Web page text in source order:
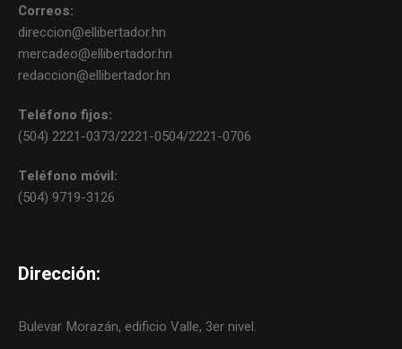
Correos:
direccion@ellibertador.hn
mercadeo@ellibertador.hn
redaccion@ellibertador.hn
Teléfono fijos:
(504) 2221-0373/2221-0504/2221-0706
Teléfono móvil:
(504) 9719-3126
Dirección:
Bulevar Morazán, edificio Valle, 3er nivel.